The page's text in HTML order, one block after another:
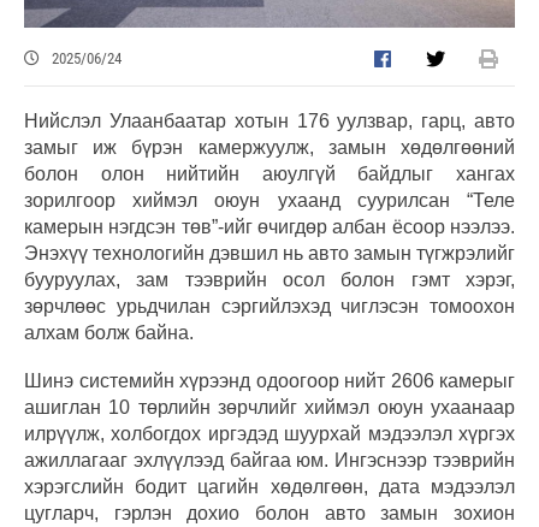
2025/06/24
Нийслэл Улаанбаатар хотын 176 уулзвар, гарц, авто
замыг иж бүрэн камержуулж, замын хөдөлгөөний
болон олон нийтийн аюулгүй байдлыг хангах
зорилгоор хиймэл оюун ухаанд суурилсан “Теле
камерын нэгдсэн төв”-ийг өчигдөр албан ёсоор нээлээ.
Энэхүү технологийн дэвшил нь авто замын түгжрэлийг
бууруулах, зам тээврийн осол болон гэмт хэрэг,
зөрчлөөс урьдчилан сэргийлэхэд чиглэсэн томоохон
алхам болж байна.
Шинэ системийн хүрээнд одоогоор нийт 2606 камерыг
ашиглан 10 төрлийн зөрчлийг хиймэл оюун ухаанаар
илрүүлж, холбогдох иргэдэд шуурхай мэдээлэл хүргэх
ажиллагааг эхлүүлээд байгаа юм. Ингэснээр тээврийн
хэрэгслийн бодит цагийн хөдөлгөөн, дата мэдээлэл
цугларч, гэрлэн дохио болон авто замын зохион